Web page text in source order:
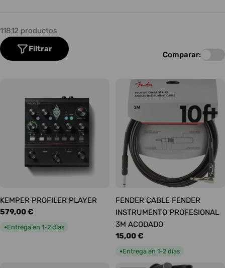
11812 productos
Filtrar
Comparar:
KEMPER PROFILER PLAYER
Precio
habitual
579,00 €
●Entrega en 1-2 días
FENDER CABLE FENDER
INSTRUMENTO PROFESIONAL
3M ACODADO
Precio
habitual
15,00 €
●Entrega en 1-2 días